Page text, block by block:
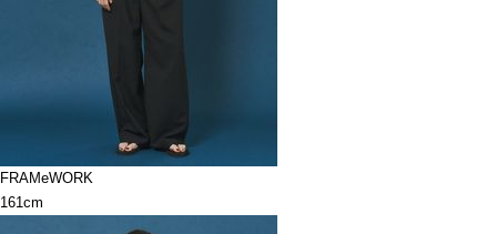
FRAMeWORK
161cm